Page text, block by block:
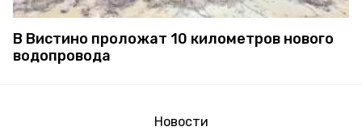
В Вистино проложат 10 километров нового
водопровода
Новости